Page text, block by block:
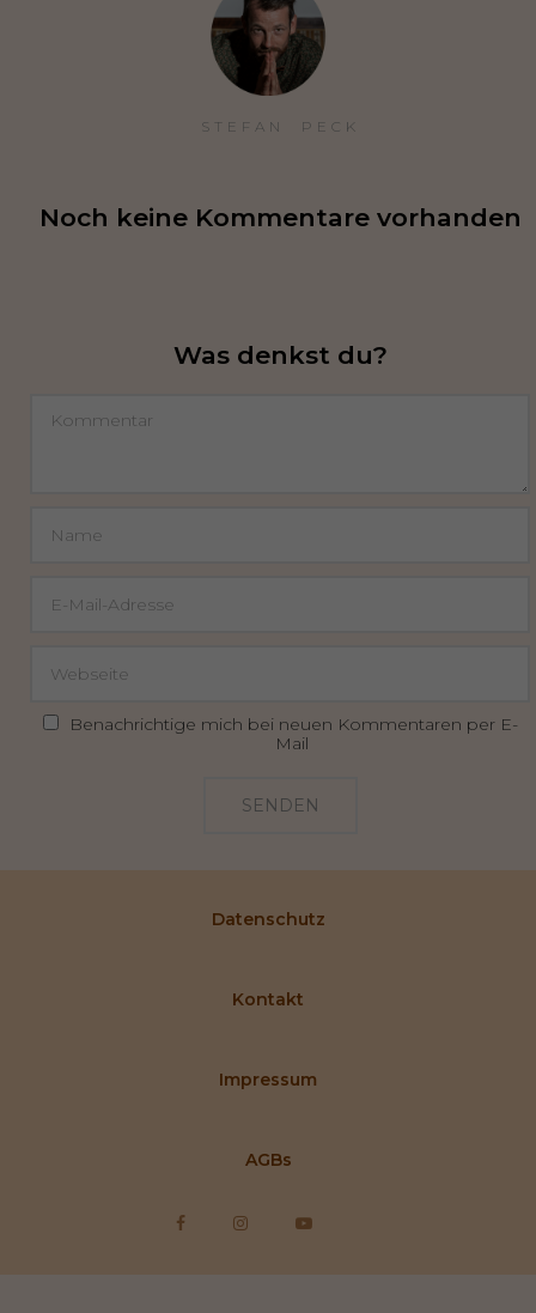
STEFAN  PECK
Noch keine Kommentare vorhanden
Was denkst du?
Benachrichtige mich bei neuen Kommentaren per E-
Mail
SENDEN
Datenschutz
Kontakt
Impressum
AGBs